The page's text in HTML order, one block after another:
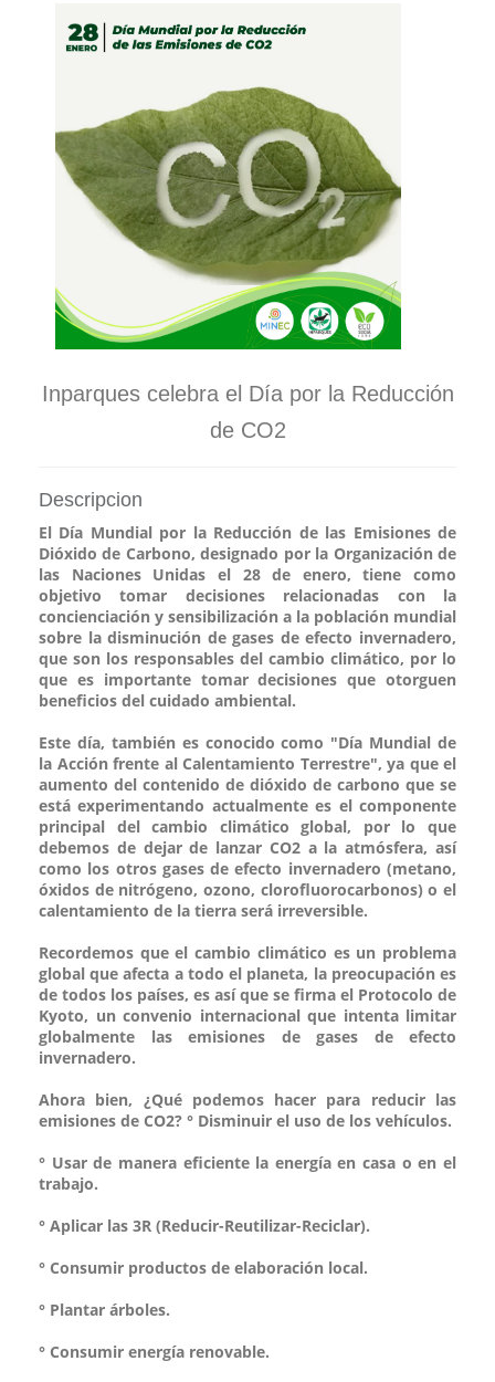
Inparques celebra el Día por la Reducción
de CO2
Descripcion
El Día Mundial por la Reducción de las Emisiones de
Dióxido de Carbono, designado por la Organización de
las Naciones Unidas el 28 de enero, tiene como
objetivo tomar decisiones relacionadas con la
concienciación y sensibilización a la población mundial
sobre la disminución de gases de efecto invernadero,
que son los responsables del cambio climático, por lo
que es importante tomar decisiones que otorguen
beneficios del cuidado ambiental.
Este día, también es conocido como "Día Mundial de
la Acción frente al Calentamiento Terrestre", ya que el
aumento del contenido de dióxido de carbono que se
está experimentando actualmente es el componente
principal del cambio climático global, por lo que
debemos de dejar de lanzar CO2 a la atmósfera, así
como los otros gases de efecto invernadero (metano,
óxidos de nitrógeno, ozono, clorofluorocarbonos) o el
calentamiento de la tierra será irreversible.
Recordemos que el cambio climático es un problema
global que afecta a todo el planeta, la preocupación es
de todos los países, es así que se firma el Protocolo de
Kyoto, un convenio internacional que intenta limitar
globalmente las emisiones de gases de efecto
invernadero.
Ahora bien, ¿Qué podemos hacer para reducir las
emisiones de CO2? ° Disminuir el uso de los vehículos.
° Usar de manera eficiente la energía en casa o en el
trabajo.
° Aplicar las 3R (Reducir-Reutilizar-Reciclar).
° Consumir productos de elaboración local.
° Plantar árboles.
° Consumir energía renovable.